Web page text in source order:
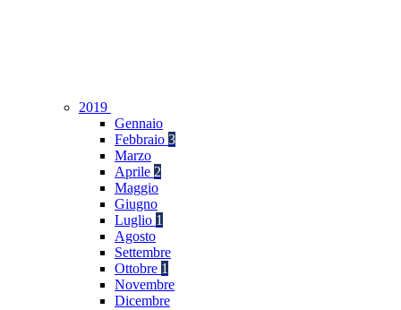
2019
Gennaio
Febbraio 3
Marzo
Aprile 2
Maggio
Giugno
Luglio 1
Agosto
Settembre
Ottobre 1
Novembre
Dicembre